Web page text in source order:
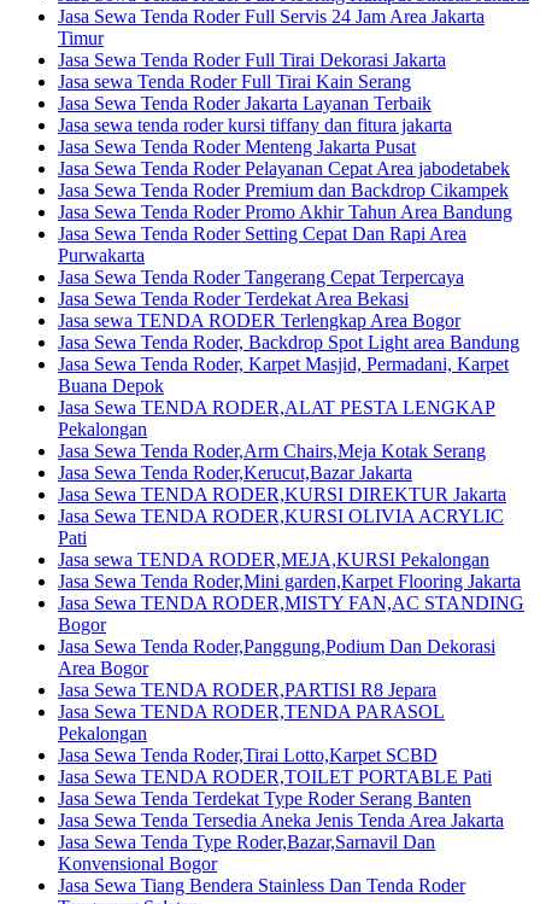
Jasa Sewa Tenda Roder Full Servis 24 Jam Area Jakarta
Timur
Jasa Sewa Tenda Roder Full Tirai Dekorasi Jakarta
Jasa sewa Tenda Roder Full Tirai Kain Serang
Jasa Sewa Tenda Roder Jakarta Layanan Terbaik
Jasa sewa tenda roder kursi tiffany dan fitura jakarta
Jasa Sewa Tenda Roder Menteng Jakarta Pusat
Jasa Sewa Tenda Roder Pelayanan Cepat Area jabodetabek
Jasa Sewa Tenda Roder Premium dan Backdrop Cikampek
Jasa Sewa Tenda Roder Promo Akhir Tahun Area Bandung
Jasa Sewa Tenda Roder Setting Cepat Dan Rapi Area
Purwakarta
Jasa Sewa Tenda Roder Tangerang Cepat Terpercaya
Jasa Sewa Tenda Roder Terdekat Area Bekasi
Jasa sewa TENDA RODER Terlengkap Area Bogor
Jasa Sewa Tenda Roder, Backdrop Spot Light area Bandung
Jasa Sewa Tenda Roder, Karpet Masjid, Permadani, Karpet
Buana Depok
Jasa Sewa TENDA RODER,ALAT PESTA LENGKAP
Pekalongan
Jasa Sewa Tenda Roder,Arm Chairs,Meja Kotak Serang
Jasa Sewa Tenda Roder,Kerucut,Bazar Jakarta
Jasa Sewa TENDA RODER,KURSI DIREKTUR Jakarta
Jasa Sewa TENDA RODER,KURSI OLIVIA ACRYLIC
Pati
Jasa sewa TENDA RODER,MEJA,KURSI Pekalongan
Jasa Sewa Tenda Roder,Mini garden,Karpet Flooring Jakarta
Jasa Sewa TENDA RODER,MISTY FAN,AC STANDING
Bogor
Jasa Sewa Tenda Roder,Panggung,Podium Dan Dekorasi
Area Bogor
Jasa Sewa TENDA RODER,PARTISI R8 Jepara
Jasa Sewa TENDA RODER,TENDA PARASOL
Pekalongan
Jasa Sewa Tenda Roder,Tirai Lotto,Karpet SCBD
Jasa Sewa TENDA RODER,TOILET PORTABLE Pati
Jasa Sewa Tenda Terdekat Type Roder Serang Banten
Jasa Sewa Tenda Tersedia Aneka Jenis Tenda Area Jakarta
Jasa Sewa Tenda Type Roder,Bazar,Sarnavil Dan
Konvensional Bogor
Jasa Sewa Tiang Bendera Stainless Dan Tenda Roder